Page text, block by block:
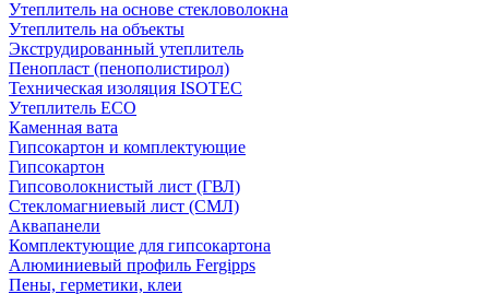
Утеплитель на основе стекловолокна
Утеплитель на объекты
Экструдированный утеплитель
Пенопласт (пенополистирол)
Техническая изоляция ISOTEC
Утеплитель ECO
Каменная вата
Гипсокартон и комплектующие
Гипсокартон
Гипсоволокнистый лист (ГВЛ)
Стекломагниевый лист (СМЛ)
Аквапанели
Комплектующие для гипсокартона
Алюминиевый профиль Fergipps
Пены, герметики, клеи